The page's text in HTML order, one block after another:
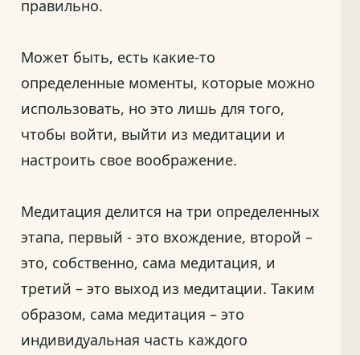
правильно.
Может быть, есть какие-то
определенные моменты, которые можно
использовать, но это лишь для того,
чтобы войти, выйти из медитации и
настроить свое воображение.
Медитация делится на три определенных
этапа, первый - это вхождение, второй –
это, собственно, сама медитация, и
третий – это выход из медитации. Таким
образом, сама медитация – это
индивидуальная часть каждого